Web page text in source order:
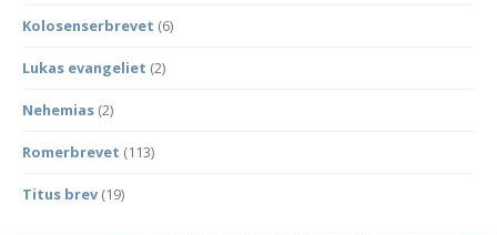
Kolosenserbrevet (6)
Lukas evangeliet (2)
Nehemias (2)
Romerbrevet (113)
Titus brev (19)